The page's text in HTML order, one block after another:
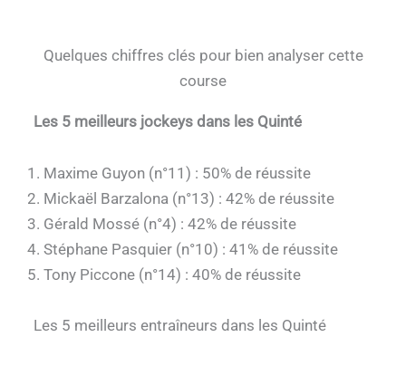
Quelques chiffres clés pour bien analyser cette
course
Les 5 meilleurs jockeys dans les Quinté
Maxime Guyon (n°11) : 50% de réussite
Mickaël Barzalona (n°13) : 42% de réussite
Gérald Mossé (n°4) : 42% de réussite
Stéphane Pasquier (n°10) : 41% de réussite
Tony Piccone (n°14) : 40% de réussite
Les 5 meilleurs entraîneurs dans les Quinté